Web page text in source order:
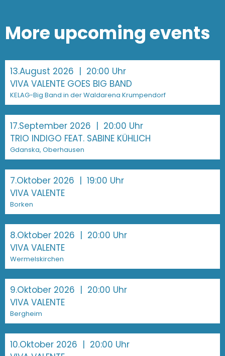
More upcoming events
13.August 2026 | 20:00 Uhr
VIVA VALENTE GOES BIG BAND
KELAG-Big Band in der Waldarena Krumpendorf
17.September 2026 | 20:00 Uhr
TRIO INDIGO FEAT. SABINE KÜHLICH
Gdanska, Oberhausen
7.Oktober 2026 | 19:00 Uhr
VIVA VALENTE
Borken
8.Oktober 2026 | 20:00 Uhr
VIVA VALENTE
Wermelskirchen
9.Oktober 2026 | 20:00 Uhr
VIVA VALENTE
Bergheim
10.Oktober 2026 | 20:00 Uhr